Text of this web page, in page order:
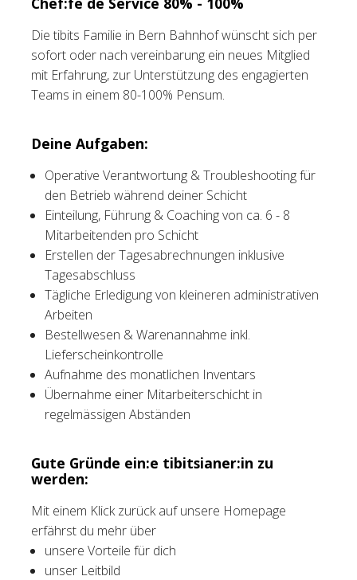
Tischreservation
Login
Schweiz (DE)
Die tibits Familie in Bern Bahnhof wünscht sich per
sofort oder nach vereinbarung ein neues Mitglied
mit Erfahrung, zur Unterstützung des engagierten
Teams in einem 80-100% Pensum.
Deine Aufgaben:
Operative Verantwortung & Troubleshooting für
den Betrieb während deiner Schicht
Einteilung, Führung & Coaching von ca. 6 - 8
Mitarbeitenden pro Schicht
Erstellen der Tagesabrechnungen inklusive
Tagesabschluss
Tägliche Erledigung von kleineren administrativen
Arbeiten
Bestellwesen & Warenannahme inkl.
Lieferscheinkontrolle
Aufnahme des monatlichen Inventars
Übernahme einer Mitarbeiterschicht in
regelmässigen Abständen
Gute Gründe ein:e tibitsianer:in zu
werden:
Mit einem Klick zurück auf unsere Homepage
erfährst du mehr über
unsere Vorteile für dich
unser Leitbild